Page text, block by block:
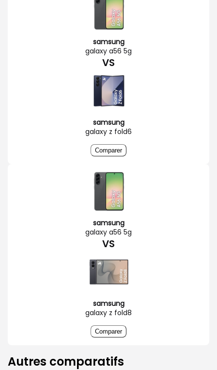
samsung
galaxy a56 5g
VS
samsung
galaxy z fold6
Comparer
samsung
galaxy a56 5g
VS
samsung
galaxy z fold8
Comparer
Autres comparatifs